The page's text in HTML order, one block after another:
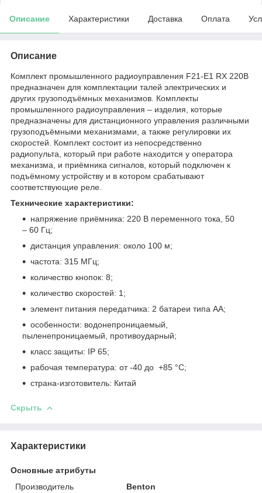
Описание Характеристики Доставка Оплата
Описание
Комплект промышленного радиоуправления F21-E1 RX 220В
предназначен для комплектации талей электрических и
других грузоподъёмных механизмов. Комплекты
промышленного радиоуправления – изделия, которые
предназначены для дистанционного управления различными
грузоподъёмными механизмами, а также регулировки их
скоростей. Комплект состоит из непосредственно
радиопульта, который при работе находится у оператора
механизма, и приёмника сигналов, который подключен к
подъёмному устройству и в котором срабатывают
соответствующие реле.
Технические характеристики:
напряжение приёмника: 220 В переменного тока, 50
– 60 Гц;
дистанция управления: около 100 м;
частота: 315 МГц;
количество кнопок: 8;
количество скоростей: 1;
элемент питания передатчика: 2 батареи типа АА;
особенности: водонепроницаемый,
пыленепроницаемый, противоударный;
класс защиты: IP 65;
рабочая температура: от -40 до +85 °C;
страна-изготовитель: Китай
Скрыть
Характеристики
Основные атрибуты
Производитель
Benton